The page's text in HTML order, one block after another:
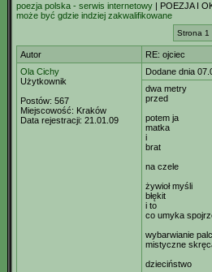
poezja polska - serwis internetowy | POEZJA I
może być gdzie indziej zakwalifikowane
Strona 1
Autor
RE: ojciec
Ola Cichy
Użytkownik
Postów: 567
Miejscowość: Kraków
Data rejestracji: 21.01.09
Dodane dnia
dwa metry
przed
potem ja
matka
i
brat
na czele
żywioł myśli
błękit
i to
co umyka
wybarwianie
mistyczne
dzieciństwo